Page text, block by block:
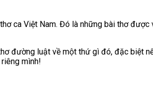
ca Việt Nam. Đó là những bài thơ
đường luật về một thứ gì đó, đặc biệt
mình!